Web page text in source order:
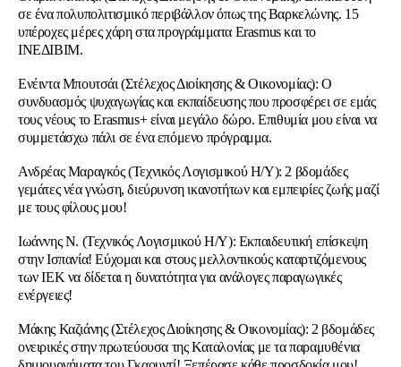
σε ένα πολυπολιτισμικό περιβάλλον όπως της Βαρκελώνης. 15
υπέροχες μέρες χάρη στα προγράμματα Erasmus και το
ΙΝΕΔΙΒΙΜ.
Ενέιντα Μπουτσάι (Στέλεχος Διοίκησης & Οικονομίας): Ο
συνδυασμός ψυχαγωγίας και εκπαίδευσης που προσφέρει σε εμάς
τους νέους το Erasmus+ είναι μεγάλο δώρο. Επιθυμία μου είναι να
συμμετάσχω πάλι σε ένα επόμενο πρόγραμμα.
Ανδρέας Μαραγκός (Τεχνικός Λογισμικού Η/Υ): 2 βδομάδες
γεμάτες νέα γνώση, διεύρυνση ικανοτήτων και εμπειρίες ζωής μαζί
με τους φίλους μου!
Ιωάννης Ν. (Τεχνικός Λογισμικού H/Y): Εκπαιδευτική επίσκεψη
στην Ισπανία! Εύχομαι και στους μελλοντικούς καταρτιζόμενους
των ΙΕΚ να δίδεται η δυνατότητα για ανάλογες παραγωγικές
ενέργειες!
Μάκης Καζιάνης (Στέλεχος Διοίκησης & Οικονομίας): 2 βδομάδες
ονειρικές στην πρωτεύουσα της Καταλονίας με τα παραμυθένια